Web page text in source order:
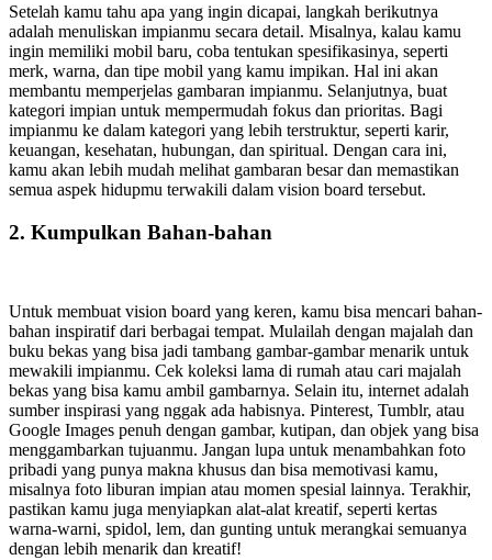
Setelah kamu tahu apa yang ingin dicapai, langkah berikutnya
adalah menuliskan impianmu secara detail. Misalnya, kalau kamu
ingin memiliki mobil baru, coba tentukan spesifikasinya, seperti
merk, warna, dan tipe mobil yang kamu impikan. Hal ini akan
membantu memperjelas gambaran impianmu. Selanjutnya, buat
kategori impian untuk mempermudah fokus dan prioritas. Bagi
impianmu ke dalam kategori yang lebih terstruktur, seperti karir,
keuangan, kesehatan, hubungan, dan spiritual. Dengan cara ini,
kamu akan lebih mudah melihat gambaran besar dan memastikan
semua aspek hidupmu terwakili dalam vision board tersebut.
2. Kumpulkan Bahan-bahan
Untuk membuat vision board yang keren, kamu bisa mencari bahan-
bahan inspiratif dari berbagai tempat. Mulailah dengan majalah dan
buku bekas yang bisa jadi tambang gambar-gambar menarik untuk
mewakili impianmu. Cek koleksi lama di rumah atau cari majalah
bekas yang bisa kamu ambil gambarnya. Selain itu, internet adalah
sumber inspirasi yang nggak ada habisnya. Pinterest, Tumblr, atau
Google Images penuh dengan gambar, kutipan, dan objek yang bisa
menggambarkan tujuanmu. Jangan lupa untuk menambahkan foto
pribadi yang punya makna khusus dan bisa memotivasi kamu,
misalnya foto liburan impian atau momen spesial lainnya. Terakhir,
pastikan kamu juga menyiapkan alat-alat kreatif, seperti kertas
warna-warni, spidol, lem, dan gunting untuk merangkai semuanya
dengan lebih menarik dan kreatif!